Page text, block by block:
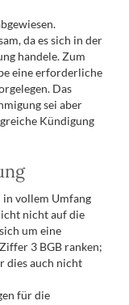
da es sich in der
handele. Zum
eine erforderliche
Das
sei aber
Kündigung
vollem Umfang
nicht auf die
um eine
3 BGB ranken;
dies auch nicht
für die